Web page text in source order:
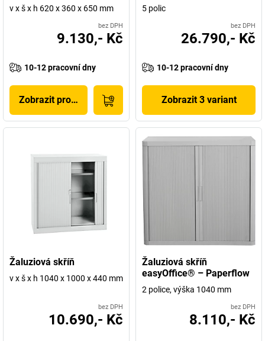
v x š x h 620 x 360 x 650 mm
bez DPH
9.130,- Kč
10-12 pracovní dny
Zobrazit produkt
5 polic
bez DPH
26.790,- Kč
10-12 pracovní dny
Zobrazit 3 variant
Žaluziová skříň
v x š x h 1040 x 1000 x 440 mm
bez DPH
10.690,- Kč
Žaluziová skříň
easyOffice® – Paperflow
2 police, výška 1040 mm
bez DPH
8.110,- Kč